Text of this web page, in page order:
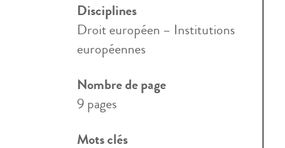
Disciplines
Droit européen – Institutions
européennes
Nombre de page
9 pages
Mots clés